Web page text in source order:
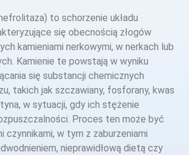
to schorzenie układu
się obecnością złogów
kamieniami nerkowymi, w nerkach lub
Kamienie te powstają w wyniku
się substancji chemicznych
takich jak szczawiany, fosforany, kwas
w sytuacji, gdy ich stężenie
Proces ten może być
czynnikami, w tym z zaburzeniami
nieprawidłową dietą czy